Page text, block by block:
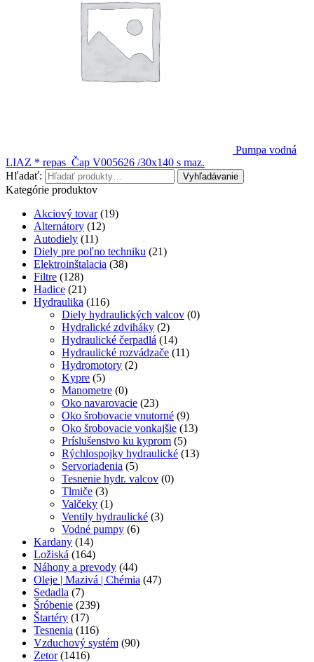
Pumpa vodná
LIAZ * repas Čap V005626 /30x140 s maz.
Hľadať:
Vyhľadávanie
Kategórie produktov
Akciový tovar (19)
Alternátory (12)
Autodiely (11)
Diely pre poľno techniku (21)
Elektroinštalacia (38)
Filtre (128)
Hadice (21)
Hydraulika (116)
Diely hydraulických valcov (0)
Hydralické zdviháky (2)
Hydraulické čerpadlá (14)
Hydraulické rozvádzače (11)
Hydromotory (2)
Kypre (5)
Manometre (0)
Oko navarovacie (23)
Oko šrobovacie vnutorné (9)
Oko šrobovacie vonkajšie (13)
Príslušenstvo ku kyprom (5)
Rýchlospojky hydraulické (13)
Servoriadenia (5)
Tesnenie hydr. valcov (0)
Tlmiče (3)
Valčeky (1)
Ventily hydraulické (3)
Vodné pumpy (6)
Kardany (14)
Ložiská (164)
Náhony a prevody (44)
Oleje | Mazivá | Chémia (47)
Sedadla (7)
Šróbenie (239)
Štartéry (17)
Tesnenia (116)
Vzduchový systém (90)
Zetor (1416)